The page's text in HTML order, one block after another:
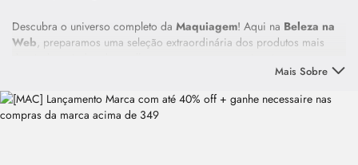
Descubra o universo completo daMaquiagem! Aqui na Beleza na
Web, preparamos uma seleção extraordinária dos produtos mais
Nosso portfólio é pensado para atender a todos os seus desejos de
beleza, oferecendo opções para diferentes tipos de pele, tonalidades
Mais Sobre
Destaque